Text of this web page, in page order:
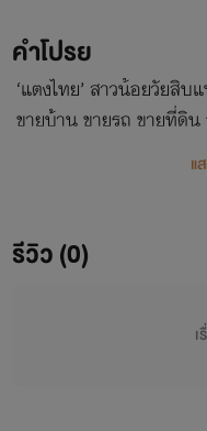
คำโปรย
‘แตงไทย’ สาวน้อยวัยสิ
ขายบ้าน ขายรถ ขายที่ดิ
กฎหมายที่ประเทศเกาหลี
นั่นก็คือ ลุงเมท ลุงข้างบ้า
บ้าน และเมื่อทั้งสองใกล้ชิ
แ
รีวิว (0)